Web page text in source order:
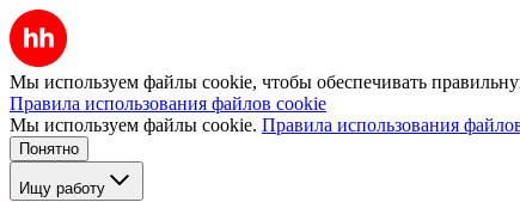
Мы используем файлы cookie, чтобы обеспечивать
Правила использования файлов cookie
Мы используем файлы cookie. Правила использования
Понятно
Ищу работу